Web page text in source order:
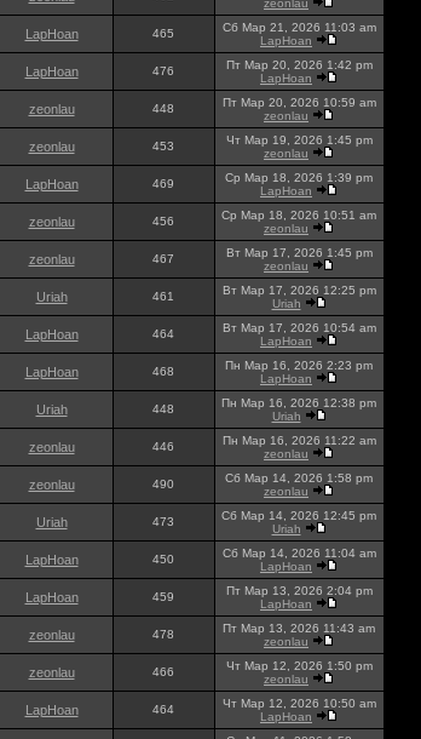
zeonlau
LapHoan 465
Сб Мар 21, 2026 11:03 am
LapHoan
LapHoan 476
Пт Мар 20, 2026 1:42 pm
LapHoan
zeonlau 448
Пт Мар 20, 2026 10:59 am
zeonlau
zeonlau 453
Чт Мар 19, 2026 1:45 pm
zeonlau
LapHoan 469
Ср Мар 18, 2026 1:39 pm
LapHoan
zeonlau 456
Ср Мар 18, 2026 10:51 am
zeonlau
zeonlau 467
Вт Мар 17, 2026 1:45 pm
zeonlau
Uriah 461
Вт Мар 17, 2026 12:25 pm
Uriah
LapHoan 464
Вт Мар 17, 2026 10:54 am
LapHoan
LapHoan 468
Пн Мар 16, 2026 2:23 pm
LapHoan
Uriah 448
Пн Мар 16, 2026 12:38 pm
Uriah
zeonlau 446
Пн Мар 16, 2026 11:22 am
zeonlau
zeonlau 490
Сб Мар 14, 2026 1:58 pm
zeonlau
Uriah 473
Сб Мар 14, 2026 12:45 pm
Uriah
LapHoan 450
Сб Мар 14, 2026 11:04 am
LapHoan
LapHoan 459
Пт Мар 13, 2026 2:04 pm
LapHoan
zeonlau 478
Пт Мар 13, 2026 11:43 am
zeonlau
zeonlau 466
Чт Мар 12, 2026 1:50 pm
zeonlau
LapHoan 464
Чт Мар 12, 2026 10:50 am
LapHoan